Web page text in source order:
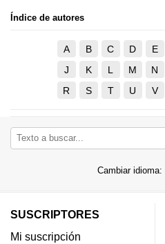
Índice de autores
A B C D E
J
K L M N
R
S T U V
Cambiar idioma:
SUSCRIPTORES
Mi suscripción